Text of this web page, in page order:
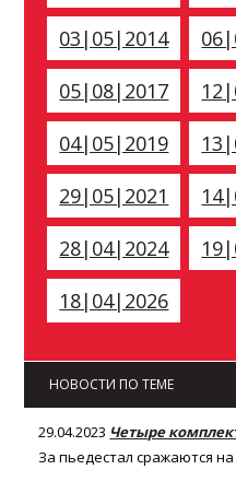
03|05|2014
05|08|2017
04|05|2019
29|05|2021
28|04|2024
18|04|2026
НОВОСТИ ПО ТЕМЕ
29.04.2023 Четыре
За пьедестал сражаются